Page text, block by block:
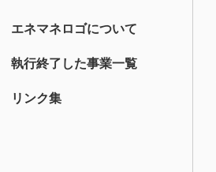
エネマネロゴについて
執行終了した事業一覧
リンク集